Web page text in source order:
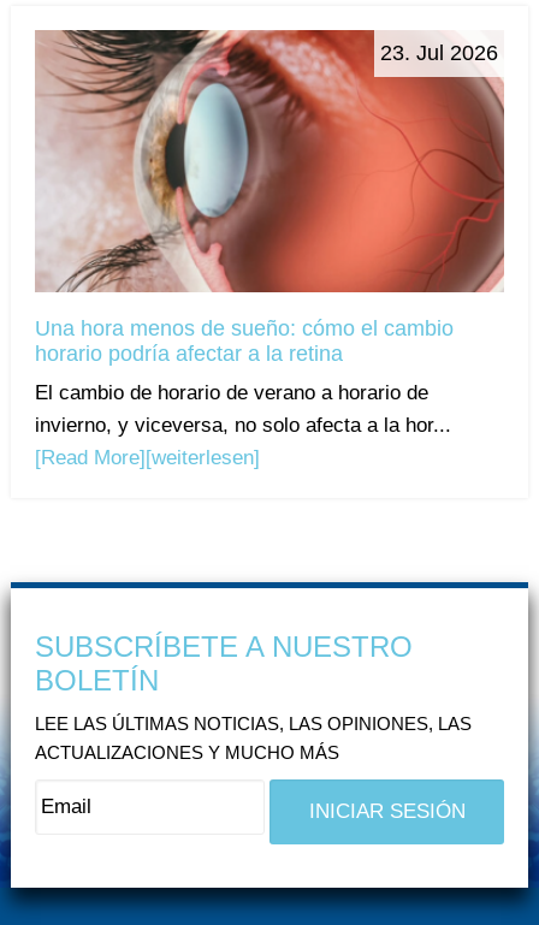
23. Jul 2026
Una hora menos de sueño: cómo el cambio
horario podría afectar a la retina
El cambio de horario de verano a horario de
invierno, y viceversa, no solo afecta a la hor...
[Read More] [weiterlesen]
SUBSCRÍBETE A NUESTRO
BOLETÍN
LEE LAS ÚLTIMAS NOTICIAS, LAS OPINIONES, LAS
ACTUALIZACIONES Y MUCHO MÁS